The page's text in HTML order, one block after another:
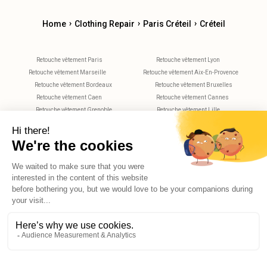
Home › Clothing Repair › Paris Créteil › Créteil
Retouche vêtement Paris
Retouche vêtement Lyon
Retouche vêtement Marseille
Retouche vêtement Aix-En-Provence
Retouche vêtement Bordeaux
Retouche vêtement Bruxelles
Retouche vêtement Caen
Retouche vêtement Cannes
Retouche vêtement Grenoble
Retouche vêtement Lille
Retouche vêtement Montpellier
Retouche vêtement Nantes
Retouche vêtement Nice
Retouche vêtement Nimes
Retouche vêtement Rennes
Retouche vêtement Strasbourg
© 2026 Reekom. All Rights Reserved.
Hello, do you have any questions?